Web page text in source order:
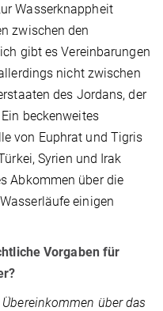
Wasserknappheit
zwischen den
gibt es Vereinbarungen
nicht zwischen
des Jordans, der
beckenweites
von Euphrat und Tigris
Syrien und Irak
Abkommen über die
einigen
Vorgaben für
Übereinkommen über das